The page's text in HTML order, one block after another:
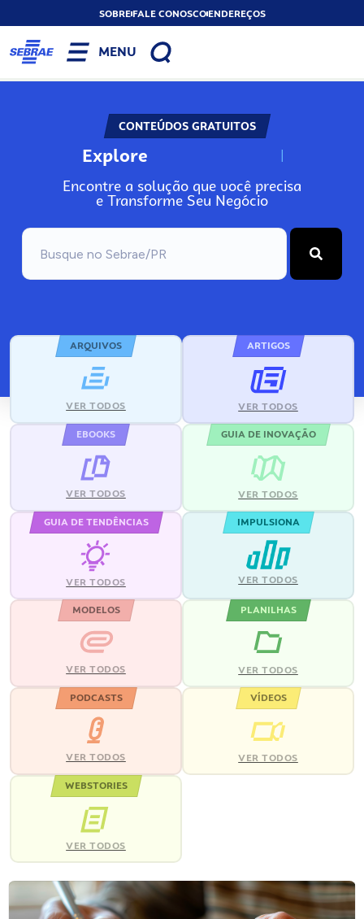
SOBREFALE CONOSCOENDEREÇOS
MENU
CONTEÚDOS GRATUITOS
Explore N
Encontre a solução que você precisa
e Transforme Seu Negócio
ARQUIVOS
VER TODOS
ARTIGOS
VER TODOS
EBOOKS
VER TODOS
GUIA DE INOVAÇÃO
VER TODOS
GUIA DE TENDÊNCIAS
VER TODOS
IMPULSIONA
VER TODOS
MODELOS
VER TODOS
PLANILHAS
VER TODOS
PODCASTS
VER TODOS
VÍDEOS
VER TODOS
WEBSTORIES
VER TODOS